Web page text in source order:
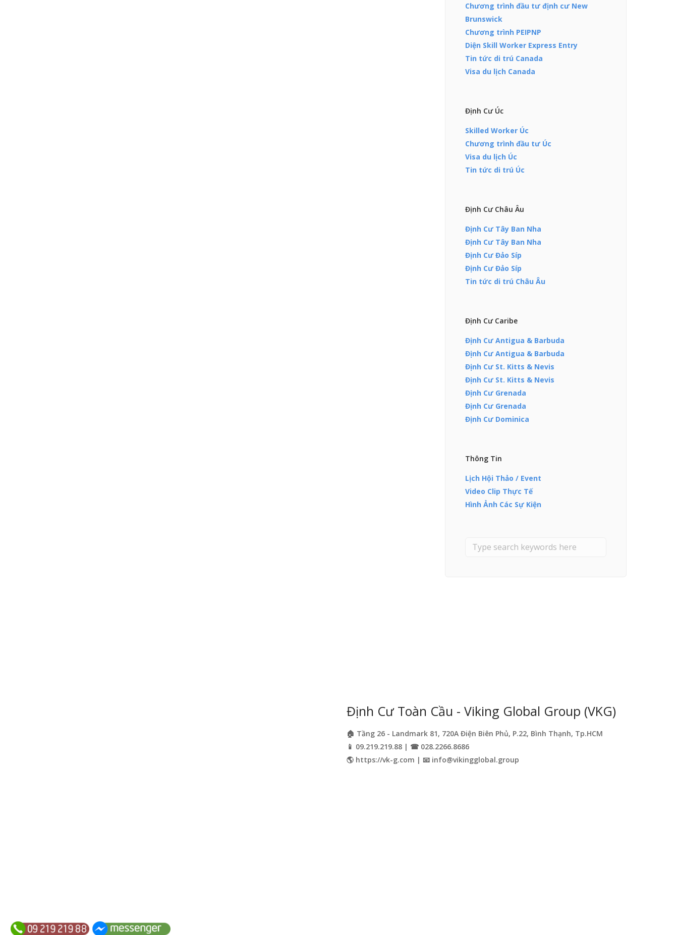
Chương trình đầu tư định cư New
Brunswick
Chương trình PEIPNP
Diện Skill Worker Express Entry
Tin tức di trú Canada
Visa du lịch Canada
Định Cư Úc
Skilled Worker Úc
Chương trình đầu tư Úc
Visa du lịch Úc
Tin tức di trú Úc
Định Cư Châu Âu
Định Cư Tây Ban Nha
Định Cư Tây Ban Nha
Định Cư Đảo Síp
Định Cư Đảo Síp
Tin tức di trú Châu Âu
Định Cư Caribe
Định Cư Antigua & Barbuda
Định Cư Antigua & Barbuda
Định Cư St. Kitts & Nevis
Định Cư St. Kitts & Nevis
Định Cư Grenada
Định Cư Grenada
Định Cư Dominica
Thông Tin
Lịch Hội Thảo / Event
Video Clip Thực Tế
Hình Ảnh Các Sự Kiện
Định Cư Toàn Cầu - Viking Global Group (VKG)
🏠 Tầng 26 - Landmark 81, 720A Điện Biên Phủ, P.22, Bình Thạnh, Tp.HCM
📱 09.219.219.88 | ☎ 028.2266.8686
🌎 https://vk-g.com | 📧 info@vikingglobal.group